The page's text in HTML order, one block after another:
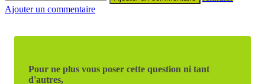
Ajouter un commentaire
Pour ne plus vous poser cette question ni tant
d'autres,